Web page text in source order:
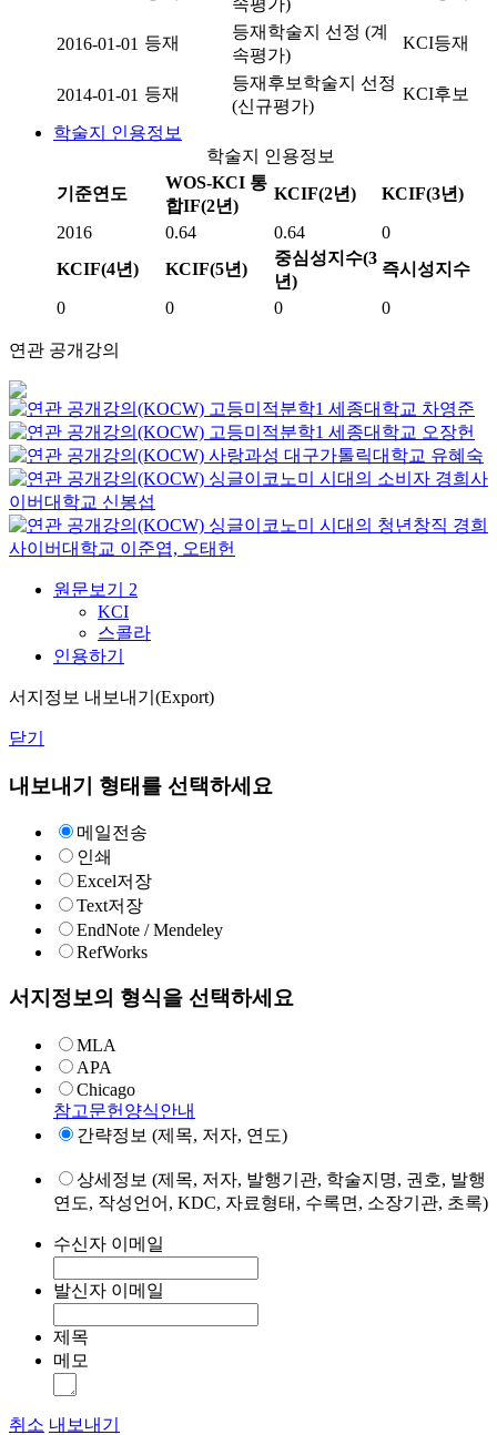
속평가)
2016-01-01 등재
등재학술지 선정 (계
속평가)
KCI등재
2014-01-01 등재
등재후보학술지 선정
(신규평가)
KCI후보
학술지 인용정보
학술지 인용정보
기준연도
WOS-KCI 통
합IF(2년)
KCIF(2년) KCIF(3년)
2016 0.64 0.64
0
KCIF(4년)
KCIF(5년)
중심성지수(3
년)
즉시성지수
0 0 0 0
연관 공개강의
고등미적분학1 세종대학교 차영준
고등미적분학1 세종대학교 오장헌
사랑과성 대구가톨릭대학교 유혜숙
싱글이코노미 시대의 소비자 경희사
이버대학교 신봉섭
싱글이코노미 시대의 청년창직 경희
사이버대학교 이준엽, 오태헌
원문보기 2
KCI
스콜라
인용하기
서지정보 내보내기(Export)
닫기
내보내기 형태를 선택하세요
메일전송
인쇄
Excel저장
Text저장
EndNote / Mendeley
RefWorks
서지정보의 형식을 선택하세요
MLA
APA
Chicago
참고문헌양식안내
간략정보 (제목, 저자, 연도)
상세정보 (제목, 저자, 발행기관, 학술지명, 권호, 발행
연도, 작성언어, KDC, 자료형태, 수록면, 소장기관, 초록)
수신자 이메일
발신자 이메일
제목
메모
취소 내보내기